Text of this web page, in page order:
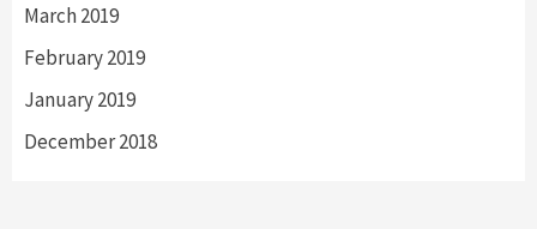
March 2019
February 2019
January 2019
December 2018